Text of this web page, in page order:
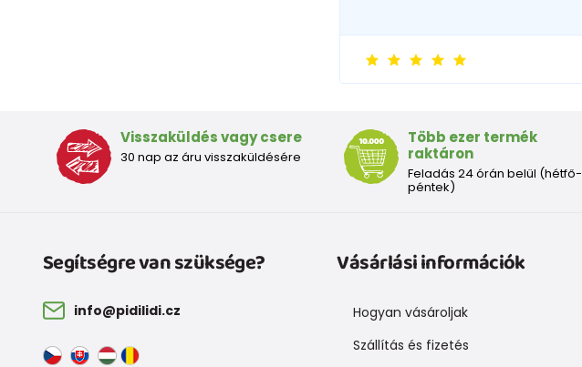
Visszaküldés vagy csere
30 nap az áru visszaküldésére
Több ezer termék
raktáron
Feladás 24 órán belül (hétfő-
péntek)
Segítségre van szüksége?
info@pidilidi.cz
Vásárlási információk
Hogyan vásároljak
Szállítás és fizetés